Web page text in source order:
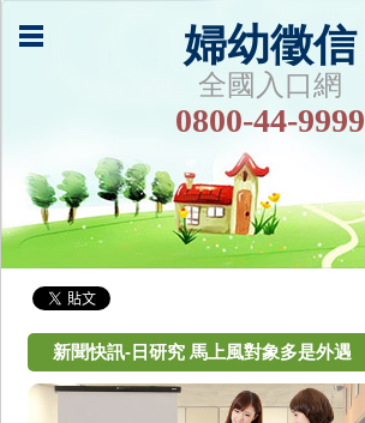
婦幼徵信
全國入口網
0800-44-9999
新聞快訊-日研究 馬上風對象多是外遇